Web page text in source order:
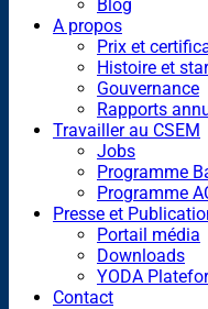
Blog
A propos
Prix et
Histoire et
Gouvernance
Rapports
Travailler au CSEM
Jobs
Programme
Programme
Presse et
Portail média
Downloads
YODA
Contact